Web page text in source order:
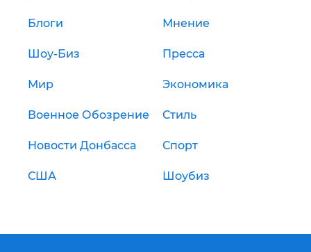
Блоги Мнение
Шоу-Биз Пресса
Мир Экономика
Военное Обозрение Стиль
Новости Донбасса Спорт
США Шоубиз